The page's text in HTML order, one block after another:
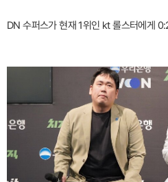
DN 수퍼스가 현재 1위인 kt 롤스터에게